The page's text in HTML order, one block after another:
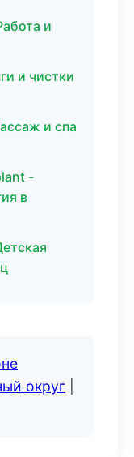
и
и чистки
и спа
-
в
округ